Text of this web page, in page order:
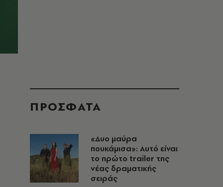
ΠΡΟΣΦΑΤΑ
«Δυο μαύρα
πουκάμισα»: Αυτό είναι
το πρώτο trailer της
νέας δραματικής
σειράς